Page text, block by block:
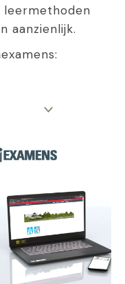
leermethoden
aanzienlijk.